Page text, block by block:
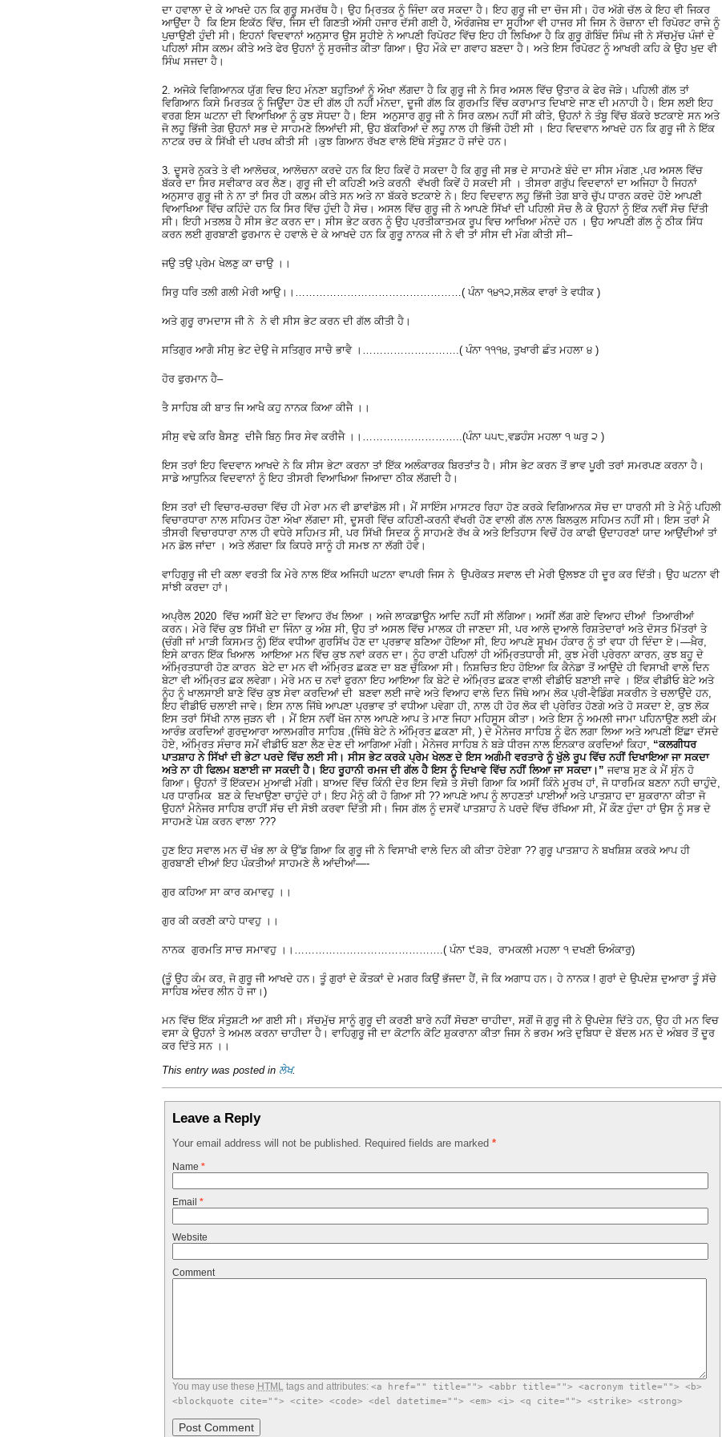
ਦਾ ਹਵਾਲਾ ਦੇ ਕੇ ਆਖਦੇ ਹਨ ਕਿ ਗੁਰੂ ਸਮਰੱਥ ਹੈ। ਉਹ ਮ੍ਰਿਤਕ ਨੂੰ ਜਿੰਦਾ ਕਰ ਸਕਦਾ ਹੈ। ਇਹ ਗੁਰੂ ਜੀ ਦਾ ਚੋਜ ਸੀ। ਹੋਰ ਅੱਗੇ ਚੱਲ ਕੇ ਇਹ ਵੀ ਜਿਕਰ
ਆਉਂਦਾ ਹੈ ਕਿ ਇਸ ਇਕੱਠ ਵਿੱਚ, ਜਿਸ ਦੀ ਗਿਣਤੀ ਅੱਸੀ ਹਜਾਰ ਦੱਸੀ ਗਈ ਹੈ, ਔਰੰਗਜੇਬ ਦਾ ਸੂਹੀਆ ਵੀ ਹਾਜਰ ਸੀ ਜਿਸ ਨੇ ਰੋਜ਼ਾਨਾ ਦੀ ਰਿਪੋਰਟ ਰਾਜੇ ਨੂੰ
ਪੁਚਾਉਣੀ ਹੁੰਦੀ ਸੀ। ਇਹਨਾਂ ਵਿਦਵਾਨਾਂ ਅਨੁਸਾਰ ਉਸ ਸੂਹੀਏ ਨੇ ਆਪਣੀ ਰਿਪੋਰਟ ਵਿੱਚ ਇਹ ਹੀ ਲਿਖਿਆ ਹੈ ਕਿ ਗੁਰੂ ਗੋਬਿੰਦ ਸਿੰਘ ਜੀ ਨੇ ਸੱਚਮੁੱਚ ਪੰਜਾਂ ਦੇ
ਪਹਿਲਾਂ ਸੀਸ ਕਲਮ ਕੀਤੇ ਅਤੇ ਫੇਰ ਉਹਨਾਂ ਨੂੰ ਸੁਰਜੀਤ ਕੀਤਾ ਗਿਆ। ਉਹ ਮੌਕੇ ਦਾ ਗਵਾਹ ਬਣਦਾ ਹੈ। ਅਤੇ ਇਸ ਰਿਪੋਰਟ ਨੂੰ ਆਖਰੀ ਕਹਿ ਕੇ ਉਹ ਖੁਦ ਵੀ
ਸਿੰਘ ਸਜਦਾ ਹੈ।
2. ਅਜੋਕੇ ਵਿਗਿਆਨਕ ਯੁੱਗ ਵਿਚ ਇਹ ਮੰਨਣਾ ਬਹੁਤਿਆਂ ਨੂੰ ਔਖਾ ਲੱਗਦਾ ਹੈ ਕਿ ਗੁਰੂ ਜੀ ਨੇ ਸਿਰ ਅਸਲ ਵਿੱਚ ਉਤਾਰ ਕੇ ਫੇਰ ਜੋੜੇ। ਪਹਿਲੀ ਗੱਲ ਤਾਂ
ਵਿਗਿਆਨ ਕਿਸੇ ਮਿਰਤਕ ਨੂੰ ਜਿਊਂਦਾ ਹੋਣ ਦੀ ਗੱਲ ਹੀ ਨਹੀਂ ਮੰਨਦਾ, ਦੂਜੀ ਗੱਲ ਕਿ ਗੁਰਮਤਿ ਵਿੱਚ ਕਰਾਮਾਤ ਦਿਖਾਏ ਜਾਣ ਦੀ ਮਨਾਹੀ ਹੈ। ਇਸ ਲਈ ਇਹ
ਵਰਗ ਇਸ ਘਟਨਾ ਦੀ ਵਿਆਖਿਆ ਨੂੰ ਕੁਝ ਸੋਧਦਾ ਹੈ। ਇਸ ਅਨੁਸਾਰ ਗੁਰੂ ਜੀ ਨੇ ਸਿਰ ਕਲਮ ਨਹੀਂ ਸੀ ਕੀਤੇ, ਉਹਨਾਂ ਨੇ ਤੰਬੂ ਵਿੱਚ ਬੱਕਰੇ ਝਟਕਾਏ ਸਨ ਅਤੇ
ਜੋ ਲਹੂ ਭਿੱਜੀ ਤੇਗ ਉਹਨਾਂ ਸਭ ਦੇ ਸਾਹਮਣੇ ਲਿਆਂਦੀ ਸੀ, ਉਹ ਬੱਕਰਿਆਂ ਦੇ ਲਹੂ ਨਾਲ ਹੀ ਭਿੱਜੀ ਹੋਈ ਸੀ । ਇਹ ਵਿਦਵਾਨ ਆਖਦੇ ਹਨ ਕਿ ਗੁਰੂ ਜੀ ਨੇ ਇੱਕ
ਨਾਟਕ ਰਚ ਕੇ ਸਿੱਖੀ ਦੀ ਪਰਖ ਕੀਤੀ ਸੀ ।ਕੁਝ ਗਿਆਨ ਰੱਖਣ ਵਾਲੇ ਇੱਥੇ ਸੰਤੁਸ਼ਟ ਹੋ ਜਾਂਦੇ ਹਨ।
3. ਦੂਸਰੇ ਨੁਕਤੇ ਤੇ ਵੀ ਆਲੋਚਕ, ਆਲੋਚਨਾ ਕਰਦੇ ਹਨ ਕਿ ਇਹ ਕਿਵੇਂ ਹੋ ਸਕਦਾ ਹੈ ਕਿ ਗੁਰੂ ਜੀ ਸਭ ਦੇ ਸਾਹਮਣੇ ਬੰਦੇ ਦਾ ਸੀਸ ਮੰਗਣ ,ਪਰ ਅਸਲ ਵਿੱਚ
ਬੱਕਰੇ ਦਾ ਸਿਰ ਸਵੀਕਾਰ ਕਰ ਲੈਣ। ਗੁਰੂ ਜੀ ਦੀ ਕਹਿਣੀ ਅਤੇ ਕਰਨੀ ਵੱਖਰੀ ਕਿਵੇਂ ਹੋ ਸਕਦੀ ਸੀ । ਤੀਸਰਾ ਗਰੁੱਪ ਵਿਦਵਾਨਾਂ ਦਾ ਅਜਿਹਾ ਹੈ ਜਿਹਨਾਂ
ਅਨੁਸਾਰ ਗੁਰੂ ਜੀ ਨੇ ਨਾ ਤਾਂ ਸਿਰ ਹੀ ਕਲਮ ਕੀਤੇ ਸਨ ਅਤੇ ਨਾ ਬੱਕਰੇ ਝਟਕਾਏ ਨੇ। ਇਹ ਵਿਦਵਾਨ ਲਹੂ ਭਿੱਜੀ ਤੇਗ ਬਾਰੇ ਚੁੱਪ ਧਾਰਨ ਕਰਦੇ ਹੋਏ ਆਪਣੀ
ਵਿਆਖਿਆ ਵਿੱਚ ਕਹਿੰਦੇ ਹਨ ਕਿ ਸਿਰ ਵਿੱਚ ਹੁੰਦੀ ਹੈ ਸੋਚ। ਅਸਲ ਵਿੱਚ ਗੁਰੂ ਜੀ ਨੇ ਆਪਣੇ ਸਿੱਖਾਂ ਦੀ ਪਹਿਲੀ ਸੋਚ ਲੈ ਕੇ ਉਹਨਾਂ ਨੂੰ ਇੱਕ ਨਵੀਂ ਸੋਚ ਦਿੱਤੀ
ਸੀ। ਇਹੀ ਮਤਲਬ ਹੈ ਸੀਸ ਭੇਟ ਕਰਨ ਦਾ। ਸੀਸ ਭੇਟ ਕਰਨ ਨੂੰ ਉਹ ਪ੍ਰਤੀਕਾਤਮਕ ਰੂਪ ਵਿਚ ਆਖਿਆ ਮੰਨਦੇ ਹਨ । ਉਹ ਆਪਣੀ ਗੱਲ ਨੂੰ ਠੀਕ ਸਿੱਧ
ਕਰਨ ਲਈ ਗੁਰਬਾਣੀ ਫੁਰਮਾਨ ਦੇ ਹਵਾਲੇ ਦੇ ਕੇ ਆਖਦੇ ਹਨ ਕਿ ਗੁਰੂ ਨਾਨਕ ਜੀ ਨੇ ਵੀ ਤਾਂ ਸੀਸ ਦੀ ਮੰਗ ਕੀਤੀ ਸੀ–
ਜਉ ਤਉ ਪ੍ਰੇਮ ਖੇਲਣੁ ਕਾ ਚਾਉ ।।
ਸਿਰੁ ਧਰਿ ਤਲੀ ਗਲੀ ਮੇਰੀ ਆਉ।।…………………………………………( ਪੰਨਾ ੧੪੧੨,ਸਲੋਕ ਵਾਰਾਂ ਤੇ ਵਧੀਕ )
ਅਤੇ ਗੁਰੂ ਰਾਮਦਾਸ ਜੀ ਨੇ ਨੇ ਵੀ ਸੀਸ ਭੇਟ ਕਰਨ ਦੀ ਗੱਲ ਕੀਤੀ ਹੈ।
ਸਤਿਗੁਰ ਆਗੈ ਸੀਸੁ ਭੇਟ ਦੇਉ ਜੇ ਸਤਿਗੁਰ ਸਾਚੈ ਭਾਵੈ ।……………………….( ਪੰਨਾ ੧੧੧੪, ਤੁਖਾਰੀ ਛੰਤ ਮਹਲਾ ੪ )
ਹੋਰ ਫੁਰਮਾਨ ਹੈ–
ਤੈ ਸਾਹਿਬ ਕੀ ਬਾਤ ਜਿ ਆਖੈ ਕਹੁ ਨਾਨਕ ਕਿਆ ਕੀਜੈ ।।
ਸੀਸੁ ਵਢੇ ਕਰਿ ਬੈਸਣੁ ਦੀਜੈ ਬਿਨੁ ਸਿਰ ਸੇਵ ਕਰੀਜੈ ।।………………………..(ਪੰਨਾ ੫੫੮,ਵਡਹੰਸ ਮਹਲਾ ੧ ਘਰੁ ੨ )
ਇਸ ਤਰਾਂ ਇਹ ਵਿਦਵਾਨ ਆਖਦੇ ਨੇ ਕਿ ਸੀਸ ਭੇਟਾ ਕਰਨਾ ਤਾਂ ਇੱਕ ਅਲੰਕਾਰਕ ਬਿਰਤਾਂਤ ਹੈ। ਸੀਸ ਭੇਟ ਕਰਨ ਤੋਂ ਭਾਵ ਪੂਰੀ ਤਰਾਂ ਸਮਰਪਣ ਕਰਨਾ ਹੈ।
ਸਾਡੇ ਆਧੁਨਿਕ ਵਿਦਵਾਨਾਂ ਨੂੰ ਇਹ ਤੀਸਰੀ ਵਿਆਖਿਆ ਜਿਆਦਾ ਠੀਕ ਲੱਗਦੀ ਹੈ।
ਇਸ ਤਰਾਂ ਦੀ ਵਿਚਾਰ-ਚਰਚਾ ਵਿੱਚ ਹੀ ਮੇਰਾ ਮਨ ਵੀ ਡਾਵਾਂਡੋਲ ਸੀ। ਮੈਂ ਸਾਇੰਸ ਮਾਸਟਰ ਰਿਹਾ ਹੋਣ ਕਰਕੇ ਵਿਗਿਆਨਕ ਸੋਚ ਦਾ ਧਾਰਨੀ ਸੀ ਤੇ ਮੈਨੂੰ ਪਹਿਲੀ
ਵਿਚਾਰਧਾਰਾ ਨਾਲ ਸਹਿਮਤ ਹੋਣਾ ਔਖਾ ਲੱਗਦਾ ਸੀ, ਦੂਸਰੀ ਵਿੱਚ ਕਹਿਣੀ-ਕਰਨੀ ਵੱਖਰੀ ਹੋਣ ਵਾਲੀ ਗੱਲ ਨਾਲ ਬਿਲਕੁਲ ਸਹਿਮਤ ਨਹੀਂ ਸੀ। ਇਸ ਤਰਾਂ ਮੈ
ਤੀਸਰੀ ਵਿਚਾਰਧਾਰਾ ਨਾਲ ਹੀ ਵਧੇਰੇ ਸਹਿਮਤ ਸੀ, ਪਰ ਸਿੱਖੀ ਸਿਦਕ ਨੂੰ ਸਾਹਮਣੇ ਰੱਖ ਕੇ ਅਤੇ ਇਤਿਹਾਸ ਵਿਚੋਂ ਹੋਰ ਕਾਫੀ ਉਦਾਹਰਣਾਂ ਯਾਦ ਆਉਂਦੀਆਂ ਤਾਂ
ਮਨ ਡੋਲ ਜਾਂਦਾ । ਅਤੇ ਲੱਗਦਾ ਕਿ ਕਿਧਰੇ ਸਾਨੂੰ ਹੀ ਸਮਝ ਨਾ ਲੱਗੀ ਹੋਵੇ।
ਵਾਹਿਗੁਰੂ ਜੀ ਦੀ ਕਲਾ ਵਰਤੀ ਕਿ ਮੇਰੇ ਨਾਲ ਇੱਕ ਅਜਿਹੀ ਘਟਨਾ ਵਾਪਰੀ ਜਿਸ ਨੇ ਉਪਰੋਕਤ ਸਵਾਲ ਦੀ ਮੇਰੀ ਉਲਝਣ ਹੀ ਦੂਰ ਕਰ ਦਿੱਤੀ। ਉਹ ਘਟਨਾ ਵੀ
ਸਾਂਝੀ ਕਰਦਾ ਹਾਂ।
ਅਪ੍ਰੈਲ 2020 ਵਿੱਚ ਅਸੀਂ ਬੇਟੇ ਦਾ ਵਿਆਹ ਰੱਖ ਲਿਆ । ਅਜੇ ਲਾਕਡਾਊਨ ਆਦਿ ਨਹੀਂ ਸੀ ਲੱਗਿਆ। ਅਸੀਂ ਲੱਗ ਗਏ ਵਿਆਹ ਦੀਆਂ ਤਿਆਰੀਆਂ
ਕਰਨ। ਮੇਰੇ ਵਿੱਚ ਕੁਝ ਸਿੱਖੀ ਦਾ ਜਿੰਨਾ ਕੁ ਅੰਸ਼ ਸੀ, ਉਹ ਤਾਂ ਅਸਲ ਵਿੱਚ ਮਾਲਕ ਹੀ ਜਾਣਦਾ ਸੀ, ਪਰ ਆਲੇ ਦੁਆਲੇ ਰਿਸ਼ਤੇਦਾਰਾਂ ਅਤੇ ਦੋਸਤ ਮਿੱਤਰਾਂ ਤੇ
(ਚੰਗੀ ਜਾਂ ਮਾੜੀ ਕਿਸਮਤ ਨੂੰ) ਇੱਕ ਵਧੀਆ ਗੁਰਸਿੱਖ ਹੋਣ ਦਾ ਪ੍ਰਭਾਵ ਬਣਿਆ ਹੋਇਆ ਸੀ, ਇਹ ਆਪਣੇ ਸੂਖਮ ਹੰਕਾਰ ਨੂੰ ਤਾਂ ਵਧਾ ਹੀ ਦਿੰਦਾ ਏ।—ਖ਼ੈਰ,
ਇਸੇ ਕਾਰਨ ਇੱਕ ਖਿਆਲ ਆਇਆ ਮਨ ਵਿੱਚ ਕੁਝ ਨਵਾਂ ਕਰਨ ਦਾ। ਨੂੰਹ ਰਾਣੀ ਪਹਿਲਾਂ ਹੀ ਅੰਮ੍ਰਿਤਧਾਰੀ ਸੀ, ਕੁਝ ਮੇਰੀ ਪ੍ਰੇਰਨਾ ਕਾਰਨ, ਕੁਝ ਬਹੂ ਦੇ
ਅੰਮ੍ਰਿਤਧਾਰੀ ਹੋਣ ਕਾਰਨ ਬੇਟੇ ਦਾ ਮਨ ਵੀ ਅੰਮ੍ਰਿਤ ਛਕਣ ਦਾ ਬਣ ਚੁੱਕਿਆ ਸੀ। ਨਿਸ਼ਚਿਤ ਇਹ ਹੋਇਆ ਕਿ ਕੈਨੇਡਾ ਤੋਂ ਆਉਂਦੇ ਹੀ ਵਿਸਾਖੀ ਵਾਲੇ ਦਿਨ
ਬੇਟਾ ਵੀ ਅੰਮ੍ਰਿਤ ਛਕ ਲਵੇਗਾ। ਮੇਰੇ ਮਨ ਚ ਨਵਾਂ ਫੁਰਨਾ ਇਹ ਆਇਆ ਕਿ ਬੇਟੇ ਦੇ ਅੰਮ੍ਰਿਤ ਛਕਣ ਵਾਲੀ ਵੀਡੀਓ ਬਣਾਈ ਜਾਵੇ । ਇੱਕ ਵੀਡੀਓ ਬੇਟੇ ਅਤੇ
ਨੂੰਹ ਨੂੰ ਖਾਲਸਾਈ ਬਾਣੇ ਵਿੱਚ ਕੁਝ ਸੇਵਾ ਕਰਦਿਆਂ ਦੀ ਬਣਵਾ ਲਈ ਜਾਵੇ ਅਤੇ ਵਿਆਹ ਵਾਲੇ ਦਿਨ ਜਿੱਥੇ ਆਮ ਲੋਕ ਪ੍ਰੀ-ਵੈਡਿੰਗ ਸਕਰੀਨ ਤੇ ਚਲਾਉਂਦੇ ਹਨ,
ਇਹ ਵੀਡੀਓ ਚਲਾਈ ਜਾਵੇ। ਇਸ ਨਾਲ ਜਿੱਥੇ ਆਪਣਾ ਪ੍ਰਭਾਵ ਤਾਂ ਵਧੀਆ ਪਵੇਗਾ ਹੀ, ਨਾਲ ਹੀ ਹੋਰ ਲੋਕ ਵੀ ਪ੍ਰੇਰਿਤ ਹੋਣਗੇ ਅਤੇ ਹੋ ਸਕਦਾ ਏ, ਕੁਝ ਲੋਕ
ਇਸ ਤਰਾਂ ਸਿੱਖੀ ਨਾਲ ਜੁੜਨ ਵੀ । ਮੈਂ ਇਸ ਨਵੀਂ ਖੋਜ ਨਾਲ ਆਪਣੇ ਆਪ ਤੇ ਮਾਣ ਜਿਹਾ ਮਹਿਸੂਸ ਕੀਤਾ। ਅਤੇ ਇਸ ਨੂੰ ਅਮਲੀ ਜਾਮਾ ਪਹਿਨਾਉਣ ਲਈ ਕੰਮ
ਆਰੰਭ ਕਰਦਿਆਂ ਗੁਰਦੁਆਰਾ ਆਲਮਗੀਰ ਸਾਹਿਬ ,(ਜਿੱਥੇ ਬੇਟੇ ਨੇ ਅੰਮ੍ਰਿਤ ਛਕਣਾ ਸੀ, ) ਦੇ ਮੈਨੇਜਰ ਸਾਹਿਬ ਨੂੰ ਫੋਨ ਲਗਾ ਲਿਆ ਅਤੇ ਆਪਣੀ ਇੱਛਾ ਦੱਸਦੇ
ਹੋਏ, ਅੰਮ੍ਰਿਤ ਸੰਚਾਰ ਸਮੇਂ ਵੀਡੀਓ ਬਣਾ ਲੈਣ ਦੇਣ ਦੀ ਆਗਿਆ ਮੰਗੀ। ਮੈਨੇਜਰ ਸਾਹਿਬ ਨੇ ਬੜੇ ਧੀਰਜ ਨਾਲ ਇਨਕਾਰ ਕਰਦਿਆਂ ਕਿਹਾ, “ਕਲਗੀਧਰ
ਪਾਤਸ਼ਾਹ ਨੇ ਸਿੱਖਾਂ ਦੀ ਭੇਟਾ ਪਰਦੇ ਵਿੱਚ ਲਈ ਸੀ। ਸੀਸ ਭੇਟ ਕਰਕੇ ਪ੍ਰੇਮ ਖੇਲਣ ਦੇ ਇਸ ਅਗੰਮੀ ਵਰਤਾਰੇ ਨੂੰ ਖੁੱਲੇ ਰੂਪ ਵਿੱਚ ਨਹੀਂ ਦਿਖਾਇਆ ਜਾ ਸਕਦਾ
ਅਤੇ ਨਾ ਹੀ ਫਿਲਮ ਬਣਾਈ ਜਾ ਸਕਦੀ ਹੈ। ਇਹ ਰੂਹਾਨੀ ਰਮਜ ਦੀ ਗੱਲ ਹੈ ਇਸ ਨੂੰ ਦਿਖਾਵੇ ਵਿੱਚ ਨਹੀਂ ਲਿਆ ਜਾ ਸਕਦਾ।” ਜਵਾਬ ਸੁਣ ਕੇ ਮੈਂ ਸੁੰਨ ਹੋ
ਗਿਆ। ਉਹਨਾਂ ਤੋਂ ਇੱਕਦਮ ਮੁਆਫੀ ਮੰਗੀ। ਬਾਅਦ ਵਿੱਚ ਕਿੰਨੀ ਦੇਰ ਇਸ ਵਿਸ਼ੇ ਤੇ ਸੋਚੀ ਗਿਆ ਕਿ ਅਸੀਂ ਕਿੰਨੇ ਮੂਰਖ ਹਾਂ, ਜੋ ਧਾਰਮਿਕ ਬਣਨਾ ਨਹੀ ਚਾਹੁੰਦੇ,
ਪਰ ਧਾਰਮਿਕ ਬਣ ਕੇ ਦਿਖਾਉਣਾ ਚਾਹੁੰਦੇ ਹਾਂ। ਇਹ ਮੈਨੂੰ ਕੀ ਹੋ ਗਿਆ ਸੀ ?? ਆਪਣੇ ਆਪ ਨੂੰ ਲਾਹਣਤਾਂ ਪਾਈਆਂ ਅਤੇ ਪਾਤਸ਼ਾਹ ਦਾ ਸ਼ੁਕਰਾਨਾ ਕੀਤਾ ਜੋ
ਉਹਨਾਂ ਮੈਨੇਜਰ ਸਾਹਿਬ ਰਾਹੀਂ ਸੱਚ ਦੀ ਸੋਝੀ ਕਰਵਾ ਦਿੱਤੀ ਸੀ। ਜਿਸ ਗੱਲ ਨੂੰ ਦਸਵੇਂ ਪਾਤਸ਼ਾਹ ਨੇ ਪਰਦੇ ਵਿੱਚ ਰੱਖਿਆ ਸੀ, ਮੈਂ ਕੌਣ ਹੁੰਦਾ ਹਾਂ ਉਸ ਨੂੰ ਸਭ ਦੇ
ਸਾਹਮਣੇ ਪੇਸ਼ ਕਰਨ ਵਾਲਾ ???
ਹੁਣ ਇਹ ਸਵਾਲ ਮਨ ਚੋਂ ਖੰਭ ਲਾ ਕੇ ਉੱਡ ਗਿਆ ਕਿ ਗੁਰੂ ਜੀ ਨੇ ਵਿਸਾਖੀ ਵਾਲੇ ਦਿਨ ਕੀ ਕੀਤਾ ਹੋਏਗਾ ?? ਗੁਰੂ ਪਾਤਸ਼ਾਹ ਨੇ ਬਖਸ਼ਿਸ਼ ਕਰਕੇ ਆਪ ਹੀ
ਗੁਰਬਾਣੀ ਦੀਆਂ ਇਹ ਪੰਕਤੀਆਂ ਸਾਹਮਣੇ ਲੈ ਆਂਦੀਆਂ—-
ਗੁਰ ਕਹਿਆ ਸਾ ਕਾਰ ਕਮਾਵਹੁ ।।
ਗੁਰ ਕੀ ਕਰਣੀ ਕਾਹੇ ਧਾਵਹੁ ।।
ਨਾਨਕ ਗੁਰਮਤਿ ਸਾਚ ਸਮਾਵਹੁ ।।…………………………………….( ਪੰਨਾ ੯੩੩, ਰਾਮਕਲੀ ਮਹਲਾ ੧ ਦਖਣੀ ਓਅੰਕਾਰੁ)
(ਤੂੰ ਉਹ ਕੰਮ ਕਰ, ਜੋ ਗੁਰੂ ਜੀ ਆਖਦੇ ਹਨ। ਤੂੰ ਗੁਰਾਂ ਦੇ ਕੌਤਕਾਂ ਦੇ ਮਗਰ ਕਿਉਂ ਭੱਜਦਾ ਹੈਂ, ਜੋ ਕਿ ਅਗਾਧ ਹਨ। ਹੇ ਨਾਨਕ ! ਗੁਰਾਂ ਦੇ ਉਪਦੇਸ਼ ਦੁਆਰਾ ਤੂੰ ਸੱਚੇ
ਸਾਹਿਬ ਅੰਦਰ ਲੀਨ ਹੋ ਜਾ।)
ਮਨ ਵਿੱਚ ਇੱਕ ਸੰਤੁਸ਼ਟੀ ਆ ਗਈ ਸੀ। ਸੱਚਮੁੱਚ ਸਾਨੂੰ ਗੁਰੂ ਦੀ ਕਰਣੀ ਬਾਰੇ ਨਹੀਂ ਸੋਚਣਾ ਚਾਹੀਦਾ, ਸਗੋਂ ਜੋ ਗੁਰੂ ਜੀ ਨੇ ਉਪਦੇਸ਼ ਦਿੱਤੇ ਹਨ, ਉਹ ਹੀ ਮਨ ਵਿਚ
ਵਸਾ ਕੇ ਉਹਨਾਂ ਤੇ ਅਮਲ ਕਰਨਾ ਚਾਹੀਦਾ ਹੈ। ਵਾਹਿਗੁਰੂ ਜੀ ਦਾ ਕੋਟਾਨਿ ਕੋਟਿ ਸ਼ੁਕਰਾਨਾ ਕੀਤਾ ਜਿਸ ਨੇ ਭਰਮ ਅਤੇ ਦੁਬਿਧਾ ਦੇ ਬੱਦਲ ਮਨ ਦੇ ਅੰਬਰ ਤੋਂ ਦੂਰ
ਕਰ ਦਿੱਤੇ ਸਨ ।।
This entry was posted in ਲੇਖ.
Leave a Reply
Your email address will not be published. Required fields are marked *
Name *
Email *
Website
Comment
You may use these HTML tags and attributes: <a href="" title=""> <abbr title=""> <acronym title=""> <b>
<blockquote cite=""> <cite> <code> <del datetime=""> <em> <i> <q cite=""> <strike> <strong>